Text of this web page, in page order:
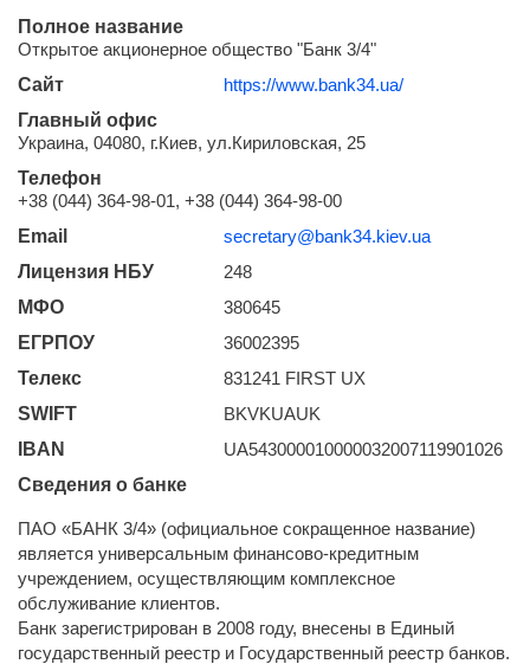
Полное название
Открытое акционерное общество "Банк 3/4"
Сайт
https://www.bank34.ua/
Главный офис
Украина, 04080, г.Киев, ул.Кириловская, 25
Телефон
+38 (044) 364-98-01, +38 (044) 364-98-00
Email
secretary@bank34.kiev.ua
Лицензия НБУ
248
МФО
380645
ЕГРПОУ
36002395
Телекс
831241 FIRST UX
SWIFT
BKVKUAUK
IBAN
UA543000010000032007119901026
Сведения о банке
ПАО «БАНК 3/4» (официальное сокращенное название)
является универсальным финансово-кредитным
учреждением, осуществляющим комплексное
обслуживание клиентов.
Банк зарегистрирован в 2008 году, внесены в Единый
государственный реестр и Государственный реестр банков.